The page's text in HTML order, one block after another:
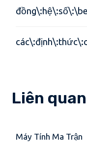
Liên quan
Máy Tính Ma Trận